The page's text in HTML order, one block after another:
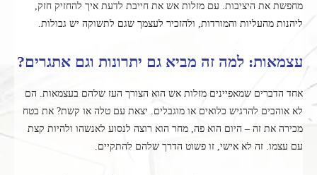
מחפשת את היציבות. עם מזלות אש את חייבת לדעת איך להחזיק חזק,
ליהנות מהעליות והמורדות, ולהזכיר לעצמך שגם לתשוקה יש גבולות.
עצמאות: למה זה מביא גם יתרונות וגם אתגרים?
אחד הדברים שמאפיינים מזלות אש הוא הצורך העז שלהם בעצמאות. הם
לא אוהבים להרגיש כלואים או מוגבלים. יצאת עם טלה או קשת? את בטח
מכירה את זה – היום הוא פה, מחר הוא רוצה לנסוע לאנשהו ולהיות קצת
עם עצמו. זה לא אישי, זו פשוט הדרך שלהם להתקיים.